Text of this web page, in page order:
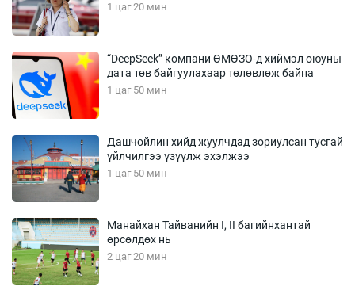
1 цаг 20 мин
“DeepSeek” компани ӨМӨЗО-д хиймэл оюуны
дата төв байгуулахаар төлөвлөж байна
1 цаг 50 мин
Дашчойлин хийд жуулчдад зориулсан тусгай
үйлчилгээ үзүүлж эхэлжээ
1 цаг 50 мин
Манайхан Тайванийн I, II багийнхантай
өрсөлдөх нь
2 цаг 20 мин